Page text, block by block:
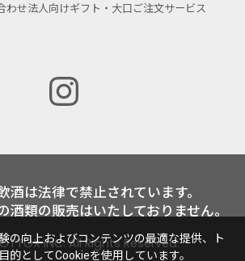
わせ法人向けギフト・大口ご注文サービス
酒は法律で禁止されています。
酒類の販売はいたしておりません。
INC. All Rights Reserved.
の向上およびコンテンツの最適な提供、ト
的としてCookieを使用しています。